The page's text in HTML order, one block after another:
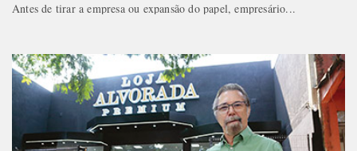
Antes de tirar a empresa ou expansão do papel, empresário...